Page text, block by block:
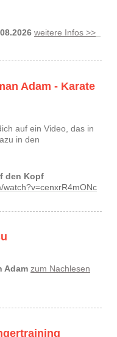
.2026 weitere Infos >>
Adam - Karate
auf ein Video, das in
in den
den Kopf
watch?v=cenxrR4mONc
Adam zum Nachlesen